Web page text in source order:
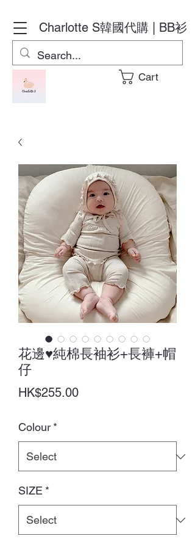
Charlotte S韓國代購 | BB衫
Cart
花邊♥純棉長袖衫+長褲+帽
仔
HK$255.00Price
Colour *
SIZE *